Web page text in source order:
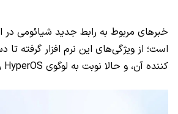
خبرهای مربوط به رابط جدید شیائومی در
است؛ از ویژگی‌های این نرم افزار گرفته تا
کننده آن، و حالا نوبت به لوگوی HyperOS رسیده است.